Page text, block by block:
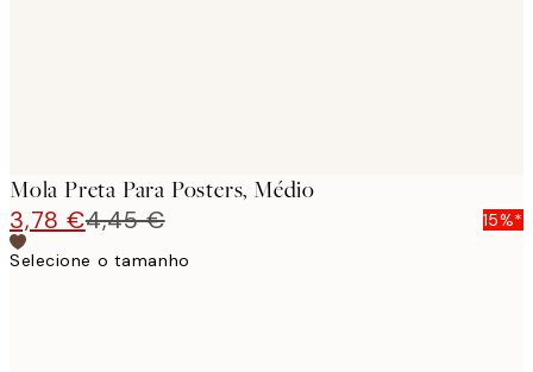
Mola Preta Para Posters, Médio
3,78 €4,45 €
15%*
Selecione o tamanho